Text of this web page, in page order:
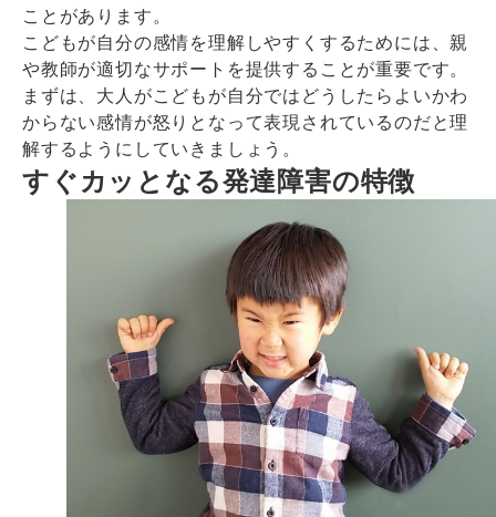
ことがあります。
こどもが自分の感情を理解しやすくするためには、親
や教師が適切なサポートを提供することが重要です。
まずは、大人がこどもが自分ではどうしたらよいかわ
からない感情が怒りとなって表現されているのだと理
解するようにしていきましょう。
すぐカッとなる発達障害の特徴